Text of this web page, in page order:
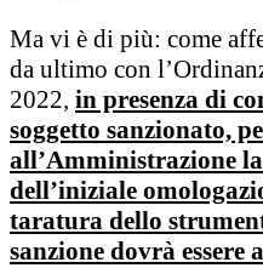
Ma vi è di più: come
da ultimo con
2022, in presenza di
soggetto sanzionato,
all’Amministrazione
dell’iniziale
taratura dello
sanzione dovrà essere